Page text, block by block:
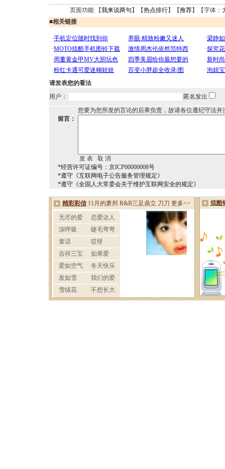
页面功能 【我来说两句 】【热点排行】【推荐】【字体：
■相关链接
请发表您的看法
用户：
匿名发出
您要为您所发的言论的后果负责，故请各位遵纪守法并
留言：
*经营许可证编号：京ICP00000008号
*遵守《互联网电子公告服务管理规定》
*遵守《全国人大常委会关于维护互联网安全的规定》